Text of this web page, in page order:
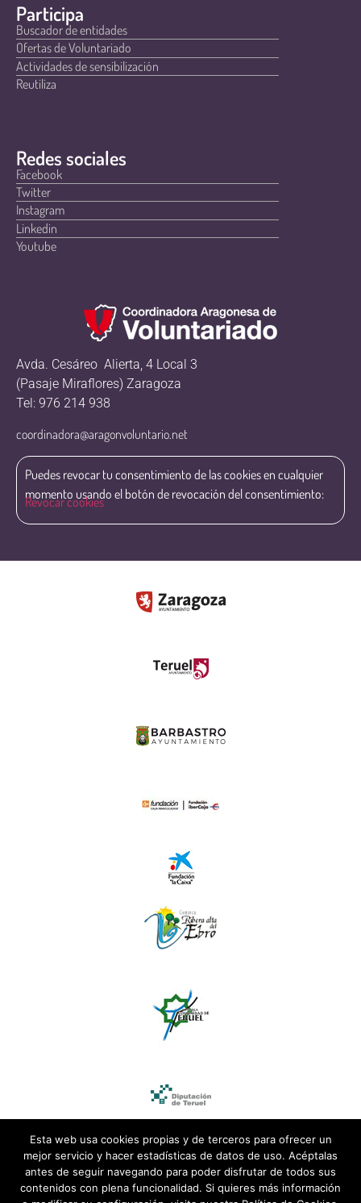
Participa
Buscador de entidades
Ofertas de Voluntariado
Actividades de sensibilización
Reutiliza
Redes sociales
Facebook
Twitter
Instagram
Linkedin
Youtube
Avda. Cesáreo Alierta, 4 Local 3
(Pasaje Miraflores) Zaragoza
Tel: 976 214 938
coordinadora@aragonvoluntario.net
Puedes revocar tu consentimiento de las cookies en cualquier
momento usando el botón de revocación del consentimiento:
Revocar cookies
Esta web usa cookies propias y de terceros para ofrecer un
mejor servicio y hacer estadísticas de datos de uso. Acéptalas
antes de seguir navegando para poder disfrutar de todos sus
contenidos con plena funcionalidad. Si quieres más información